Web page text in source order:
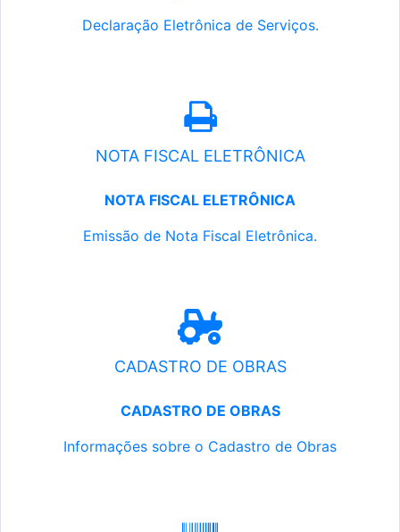
Declaração Eletrônica de Serviços.
NOTA FISCAL ELETRÔNICA
NOTA FISCAL ELETRÔNICA
Emissão de Nota Fiscal Eletrônica.
CADASTRO DE OBRAS
CADASTRO DE OBRAS
Informações sobre o Cadastro de Obras